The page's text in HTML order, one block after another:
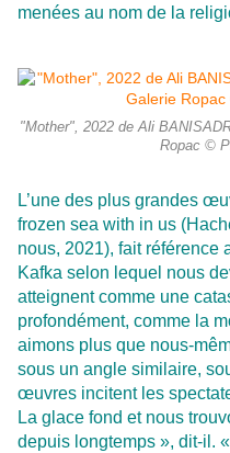
menées au nom de la
"Mother", 2022 de Ali
Ropac ©
L’une des plus grandes
frozen sea with in us
nous, 2021), fait référence
Kafka selon lequel nous
atteignent comme une
profondément, comme la
aimons plus que nous-
sous un angle similaire,
œuvres incitent les
La glace fond et nous
depuis longtemps », dit-il.